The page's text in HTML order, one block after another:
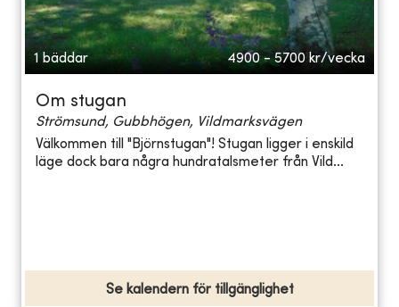
1 bäddar 4900 - 5700 kr/vecka
Om stugan
Strömsund, Gubbhögen, Vildmarksvägen
Välkommen till "Björnstugan"! Stugan ligger i enskild
läge dock bara några hundratalsmeter från Vild...
Se kalendern för tillgänglighet